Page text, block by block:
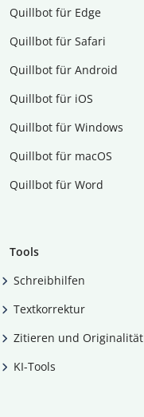
Quillbot für Edge
Quillbot für Safari
Quillbot für Android
Quillbot für iOS
Quillbot für Windows
Quillbot für macOS
Quillbot für Word
Tools
Schreibhilfen
Textkorrektur
Zitieren und Originalität
KI-Tools